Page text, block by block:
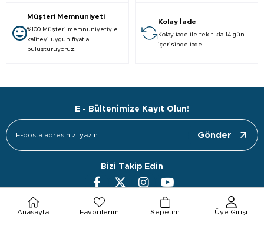
Müşteri Memnuniyeti
%100 Müşteri memnuniyetiyle
kaliteyi uygun fiyatla
buluşturuyoruz.
Kolay İade
Kolay iade ile tek tıkla 14 gün
içerisinde iade.
E - Bültenimize Kayıt Olun!
Gönder
Bizi Takip Edin
Anasayfa Favorilerim Sepetim Üye Girişi